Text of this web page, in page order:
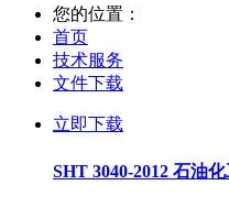
您的位置：
首页
技术服务
文件下载
立即下载
SHT 3040-2012 石油